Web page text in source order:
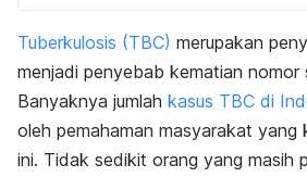
Tuberkulosis (TBC) merupakan
menjadi penyebab kematian nomor
Banyaknya jumlah kasus TBC di
oleh pemahaman masyarakat yang
ini. Tidak sedikit orang yang masih